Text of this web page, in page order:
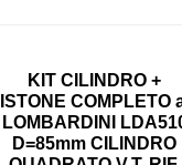
KIT CILINDRO +
COMPLETO
LOMBARDINI
D=85mm CILINDRO